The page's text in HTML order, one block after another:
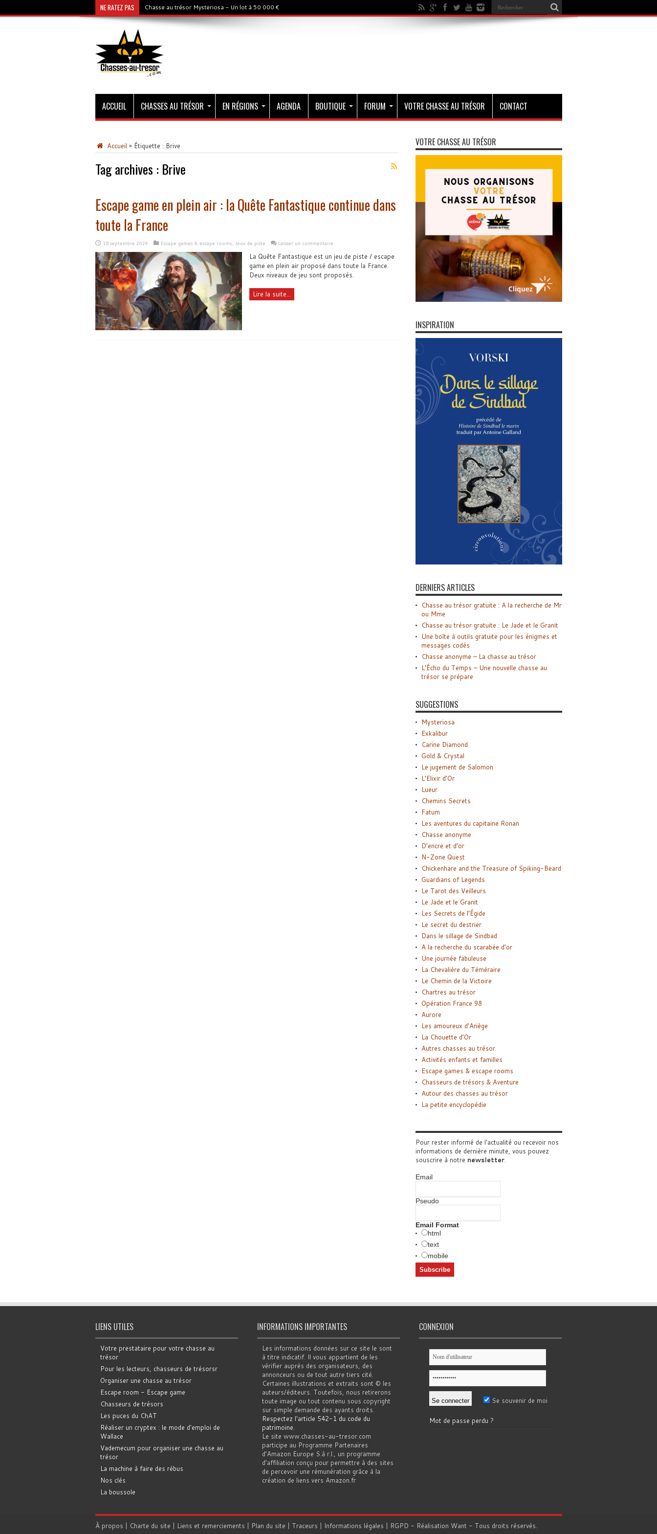
NE RATEZ PAS Chasse au trésor Mysteriosa - Un lot à 50 000 €
ACCUEIL CHASSES AU TRÉSOR EN RÉGIONS AGENDA BOUTIQUE FORUM VOTRE CHASSE AU TRÉSOR CONTACT
Accueil » Étiquette : Brive
Tag archives : Brive
Escape game en plein air : la Quête Fantastique continue dans
toute la France
18 septembre 2024 Escape games & escape rooms, Jeux de piste Laisser un commentaire
La Quête Fantastique est un jeu de piste / escape
game en plein air proposé dans toute la France.
Deux niveaux de jeu sont proposés.
Lire la suite...
VOTRE CHASSE AU TRÉSOR
INSPIRATION
DERNIERS ARTICLES
Chasse au trésor gratuite : A la recherche de Mr
ou Mme
Chasse au trésor gratuite : Le Jade et le Granit
Une boîte à outils gratuite pour les énigmes et
messages codés
Chasse anonyme – La chasse au trésor
L’Écho du Temps – Une nouvelle chasse au
trésor se prépare
SUGGESTIONS
Mysteriosa
Exkalibur
Carine Diamond
Gold & Crystal
Le jugement de Salomon
L’Elixir d’Or
Lueur
Chemins Secrets
Fatum
Les aventures du capitaine Ronan
Chasse anonyme
D’encre et d’or
N-Zone Quest
Chickenhare and the Treasure of Spiking-Beard
Guardians of Legends
Le Tarot des Veilleurs
Le Jade et le Granit
Les Secrets de l’Égide
Le secret du destrier
Dans le sillage de Sindbad
A la recherche du scarabée d’or
Une journée fabuleuse
La Chevalière du Téméraire
Le Chemin de la Victoire
Chartres au trésor
Opération France 98
Aurore
Les amoureux d’Ariège
La Chouette d’Or
Autres chasses au trésor
Activités enfants et familles
Escape games & escape rooms
Chasseurs de trésors & Aventure
Autour des chasses au trésor
La petite encyclopédie
Pour rester informé de l'actualité ou recevoir nos
informations de dernière minute, vous pouvez
souscrire à notre newsletter.
Email
Pseudo
Email Format
html
text
mobile
LIENS UTILES
Votre prestataire pour votre chasse au
trésor
Pour les lecteurs, chasseurs de trésorsr
Organiser une chasse au trésor
Escape room - Escape game
Chasseurs de trésors
Les puces du ChAT
Réaliser un cryptex : le mode d'emploi de
Wallace
Vademecum pour organiser une chasse au
trésor
La machine à faire des rébus
Nos clés
La boussole
INFORMATIONS IMPORTANTES
Les informations données sur ce site le sont
à titre indicatif. Il vous appartient de les
vérifier auprès des organisateurs, des
annonceurs ou de tout autre tiers cité.
Certaines illustrations et extraits sont © les
auteurs/éditeurs. Toutefois, nous retirerons
toute image ou tout contenu sous copyright
sur simple demande des ayants droits.
Respectez l'article 542-1 du code du
patrimoine.
Le site www.chasses-au-tresor.com
participe au Programme Partenaires
d’Amazon Europe S.à r.l., un programme
d’affiliation conçu pour permettre à des sites
de percevoir une rémunération grâce à la
création de liens vers Amazon.fr
CONNEXION
Se souvenir de moi
Mot de passe perdu ?
À propos | Charte du site | Liens et remerciements | Plan du site | Traceurs | Informations légales | RGPD - Réalisation Want - Tous droits réservés.